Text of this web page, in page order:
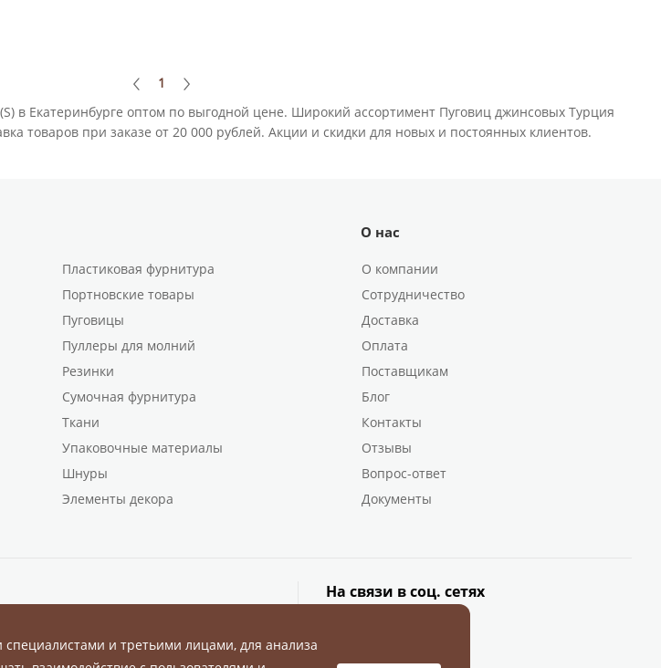
1
в Екатеринбурге оптом по выгодной цене. Широкий ассортимент Пуговиц джинсовых Турция
товаров при заказе от 20 000 рублей. Акции и скидки для новых и постоянных клиентов.
Пластиковая фурнитура
Портновские товары
Пуговицы
Пуллеры для молний
Резинки
Сумочная фурнитура
Ткани
Упаковочные материалы
Шнуры
Элементы декора
О нас
О компании
Сотрудничество
Доставка
Оплата
Поставщикам
Блог
Контакты
Отзывы
Вопрос-ответ
Документы
На связи в соц. сетях
и третьими лицами, для анализа